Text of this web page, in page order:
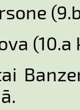
(10.a